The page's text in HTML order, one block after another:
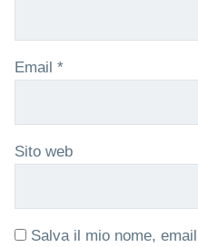
Email *
Sito web
Salva il mio nome,